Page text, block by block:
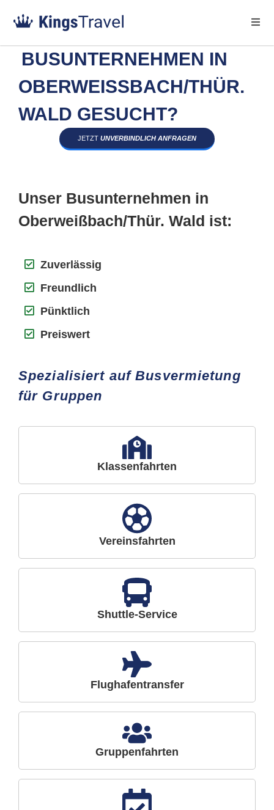
BUSUNTERNEHMEN IN
OBERWEISSBACH/THÜR. W
ALD GESUCHT?
JETZT UNVERBINDLICH ANFRAGEN
Unser Busunternehmen in
Oberweißbach/Thür. Wald ist:
Zuverlässig
Freundlich
Pünktlich
Preiswert
Spezialisiert auf Busvermietung
für Gruppen
Klassenfahrten
Vereinsfahrten
Shuttle-Service
Flughafentransfer
Gruppenfahrten